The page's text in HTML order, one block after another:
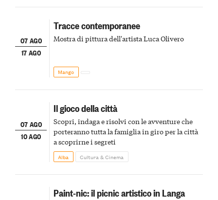
07 AGO
17 AGO
Tracce contemporanee
Mostra di pittura dell'artista Luca Olivero
Mango
07 AGO
10 AGO
Il gioco della città
Scopri, indaga e risolvi con le avventure che
porteranno tutta la famiglia in giro per la città
a scoprirne i segreti
Alba Cultura & Cinema
Paint-nic: il picnic artistico in Langa